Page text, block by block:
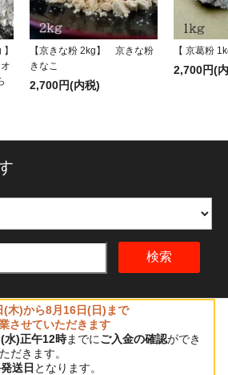
【京きな粉 2kg】 京きな粉
きなこ
2,700円(内税)
【 京葛粉
2,700円(
検索
(木)から8月16日(日)まで
させていただきます
水)正午12時までにご入金の確認ができ
だきます。
送日 となります。